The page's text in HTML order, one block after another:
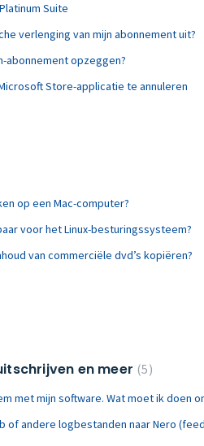
Suite
verlenging van mijn abonnement uit?
abonnement opzeggen?
Store-applicatie te annuleren
op een Mac-computer?
voor het Linux-besturingssysteem?
van commerciële dvd’s kopiëren?
en meer 5
met mijn software. Wat moet ik doen
of andere logbestanden naar Nero